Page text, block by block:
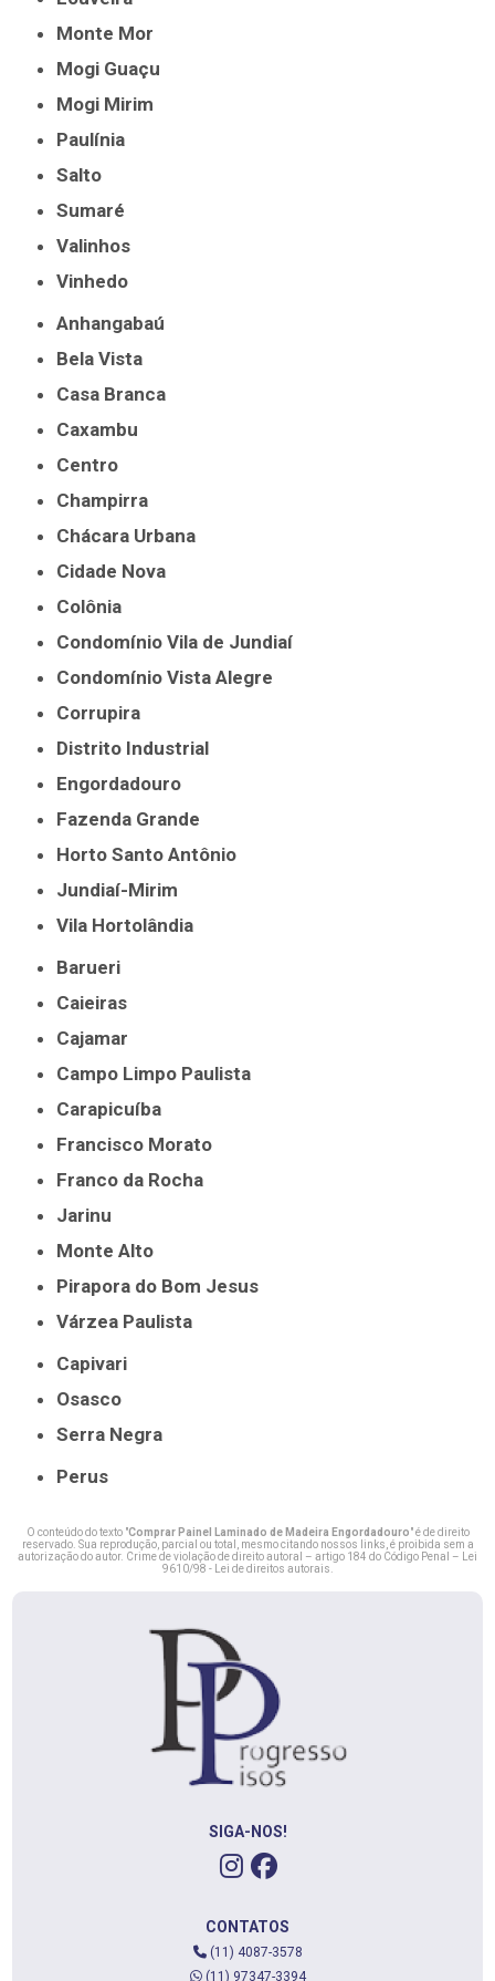
Monte Mor
Mogi Guaçu
Mogi Mirim
Paulínia
Salto
Sumaré
Valinhos
Vinhedo
Anhangabaú
Bela Vista
Casa Branca
Caxambu
Centro
Champirra
Chácara Urbana
Cidade Nova
Colônia
Condomínio Vila de Jundiaí
Condomínio Vista Alegre
Corrupira
Distrito Industrial
Engordadouro
Fazenda Grande
Horto Santo Antônio
Jundiaí-Mirim
Vila Hortolândia
Barueri
Caieiras
Cajamar
Campo Limpo Paulista
Carapicuíba
Francisco Morato
Franco da Rocha
Jarinu
Monte Alto
Pirapora do Bom Jesus
Várzea Paulista
Capivari
Osasco
Serra Negra
Perus
O conteúdo do texto "Comprar Painel Laminado de Madeira Engordadouro" é de direito
reservado. Sua reprodução, parcial ou total, mesmo citando nossos links, é proibida sem a
autorização do autor. Crime de violação de direito autoral – artigo 184 do Código Penal –
Lei
9610/98 - Lei de direitos autorais
SIGA-NOS!
CONTATOS
(11) 4087-3578
(11) 97347-3394